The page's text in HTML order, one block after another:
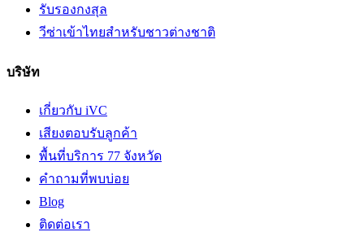
รับรองกงสุล
วีซ่าเข้าไทยสำหรับชาวต่างชาติ
บริษัท
เกี่ยวกับ iVC
เสียงตอบรับลูกค้า
พื้นที่บริการ 77 จังหวัด
คำถามที่พบบ่อย
Blog
ติดต่อเรา